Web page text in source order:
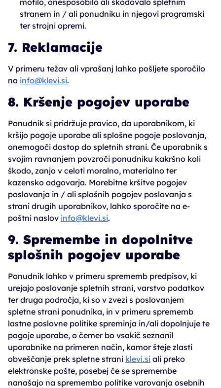
motilo, onesposobilo ali škodovalo spletnim
stranem in / ali ponudniku in njegovi programski
ter strojni opremi.
7. Reklamacije
V primeru težav ali vprašanj lahko pošljete sporočilo
na info@klevi.si.
8. Kršenje pogojev uporabe
Ponudnik si pridržuje pravico, da uporabnikom, ki
kršijo pogoje uporabe ali splošne pogoje poslovanja,
onemogoči dostop do spletnih strani. Če uporabnik s
svojim ravnanjem povzroči ponudniku kakršno koli
škodo, zanjo v celoti moralno, materialno ter
kazensko odgovarja. Morebitne kršitve pogojev
poslovanja in / ali splošnih pogojev poslovanja s
strani drugih uporabnikov, lahko sporočite na e-
poštni naslov info@klevi.si.
9. Spremembe in dopolnitve
splošnih pogojev uporabe
Ponudnik lahko v primeru sprememb predpisov, ki
urejajo poslovanje spletnih strani, varstvo podatkov
ter druga področja, ki so v zvezi s poslovanjem
spletne strani ponudnika, in v primeru sprememb
lastne poslovne politike spreminja in/ali dopolnjuje te
pogoje uporabe, o čemer bo vsakič seznanil
uporabnike na primeren način, kamor šteje zlasti
obveščanje prek spletne strani klevi.si ali preko
elektronske pošte, posebej če se spremembe
nanašajo na spremembo politike varovanja osebnih